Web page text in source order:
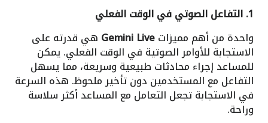
1. التفاعل الصوتي في الوقت الفعلي
واحدة من أهم مميزاتGemini Live هي قدرته على
الاستجابة للأوامر الصوتية في الوقت الفعلي. يمكن
للمساعد إجراء محادثات طبيعية وسريعة، مما يسهل
التفاعل مع المستخدمين دون تأخير ملحوظ. هذه السرعة
في الاستجابة تجعل التعامل مع المساعد أكثر سلاسة
وراحة.